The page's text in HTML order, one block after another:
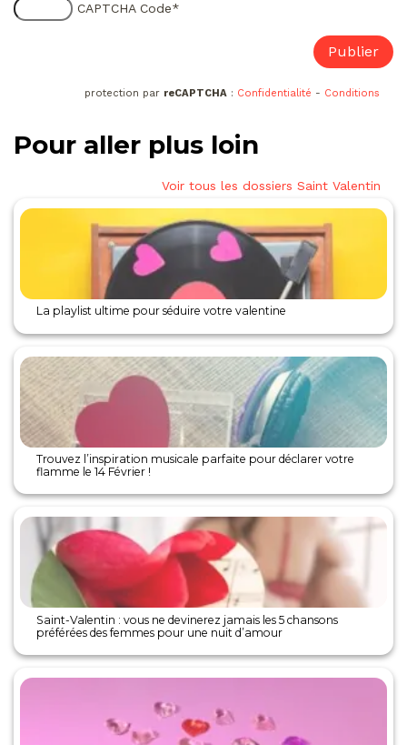
CAPTCHA Code*
protection par reCAPTCHA : Confidentialité - Conditions
Pour aller plus loin
Voir tous les dossiers Saint Valentin
La playlist ultime pour séduire votre valentine
Trouvez l’inspiration musicale parfaite pour déclarer votre
flamme le 14 Février !
Saint-Valentin : vous ne devinerez jamais les 5 chansons
préférées des femmes pour une nuit d’amour